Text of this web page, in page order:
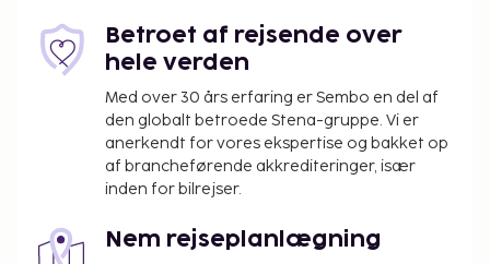
Betroet af rejsende over
hele verden
Med over 30 års erfaring er Sembo en del af
den globalt betroede Stena-gruppe. Vi er
anerkendt for vores ekspertise og bakket op
af brancheførende akkrediteringer, især
inden for bilrejser.
Nem rejseplanlægning